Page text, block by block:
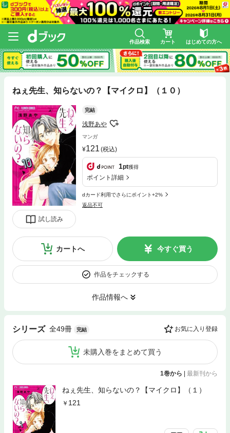
作品検索 カート はじめての方へ
ねぇ先生、知らないの？【マイクロ】（１０）
試し読み
完結
浅野あや
マンガ
121 (税込)
1pt獲得
ポイント詳細
dカード利用でさらにポイント+2%
返品不可
カートへ 今すぐ買う
作品をチェックする
作品情報へ
シリーズ 全49冊 完結 お気に入り登録
未購入巻をまとめて買う
1巻から 最新刊から
ねぇ先生、知らないの？【マイクロ】（１）
121